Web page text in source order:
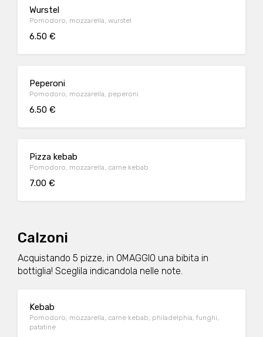
Wurstel
Pomodoro, mozzarella, wurstel
6.50 €
Peperoni
Pomodoro, mozzarella, peperoni
6.50 €
Pizza kebab
Pomodoro, mozzarella, carne kebab
7.00 €
Calzoni
Acquistando 5 pizze, in OMAGGIO una bibita in
bottiglia! Sceglila indicandola nelle note.
Kebab
Pomodoro, mozzarella, carne kebab, philadelphia, funghi,
patatine